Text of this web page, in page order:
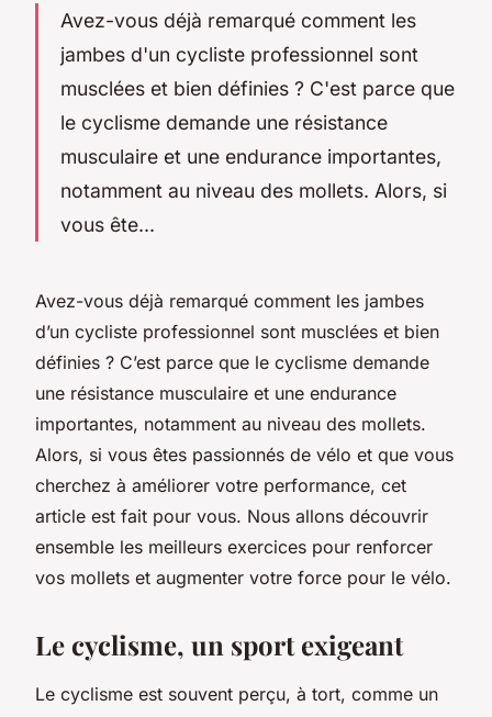
Avez-vous déjà remarqué comment les
jambes d'un cycliste professionnel sont
musclées et bien définies ? C'est parce que
le cyclisme demande une résistance
musculaire et une endurance importantes,
notamment au niveau des mollets. Alors, si
vous ête...
Avez-vous déjà remarqué comment les jambes
d’un cycliste professionnel sont musclées et bien
définies ? C’est parce que le cyclisme demande
une résistance musculaire et une endurance
importantes, notamment au niveau des mollets.
Alors, si vous êtes passionnés de vélo et que vous
cherchez à améliorer votre performance, cet
article est fait pour vous. Nous allons découvrir
ensemble les meilleurs exercices pour renforcer
vos mollets et augmenter votre force pour le vélo.
Le cyclisme, un sport exigeant
Le cyclisme est souvent perçu, à tort, comme un